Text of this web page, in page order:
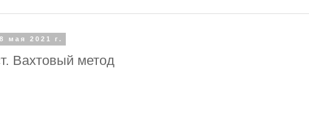
мая 2021 г.
Вахтовый метод